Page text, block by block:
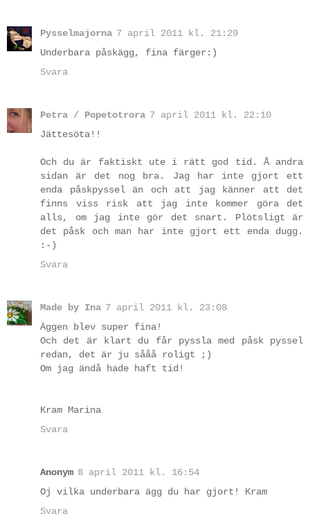
Pysselmajorna 7 april 2011 kl. 21:29
Underbara påskägg, fina färger:)
Svara
Petra / Popetotrora 7 april 2011 kl. 22:10
Jättesöta!!
Och du är faktiskt ute i rätt god tid. Å andra
sidan är det nog bra. Jag har inte gjort ett
enda påskpyssel än och att jag känner att det
finns viss risk att jag inte kommer göra det
alls, om jag inte gör det snart. Plötsligt är
det påsk och man har inte gjort ett enda dugg.
:-)
Svara
Made by Ina 7 april 2011 kl. 23:08
Äggen blev super fina!
Och det är klart du får pyssla med påsk pyssel
redan, det är ju sååå roligt ;)
Om jag ändå hade haft tid!
Kram Marina
Svara
Anonym 8 april 2011 kl. 16:54
Oj vilka underbara ägg du har gjort! Kram
Svara